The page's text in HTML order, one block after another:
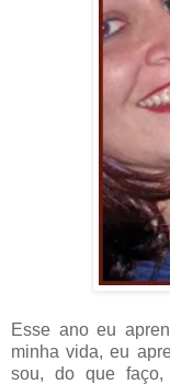
Esse ano eu
minha vida, eu
sou, do que